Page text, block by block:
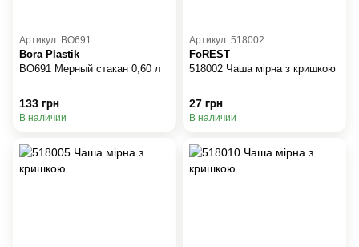
Артикул: BO691
Bora Plastik
BO691 Мерный стакан 0,60 л
133 грн
В наличии
Артикул: 518002
FoREST
518002 Чаша мірна з кришкою
27 грн
В наличии